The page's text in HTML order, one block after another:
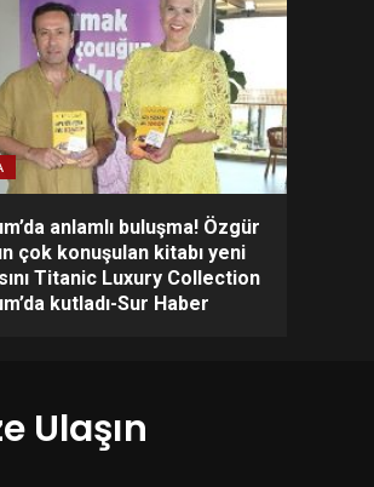
anlamlı buluşma! Özgür
çok konuşulan kitabı yeni
Titanic Luxury Collection
kutladı-Sur Haber
Ulaşın